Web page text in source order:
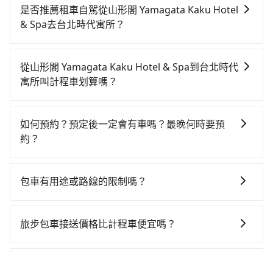
代寓所絕非最佳選擇，高鐵較貴、費時、轉車麻煩，且
難叫計程車前往高鐵站！南港-台北雖然一天最多時有
Yamagata Kaku Hotel & Spa (宜蘭縣礁溪鄉) 前往最靠
近的南港高鐵站，叫一輛計程車花費約900元、車程約
鐵從南港站前往台北高鐵站，每人票價40元，再用15分
鐘出站，最後再根據距離的遠近或者天候狀況，決定是
平均每人花費為400元。不過宜蘭縣領有合法執照的計程
運攔到一輛小黃了，宜蘭縣少部分小黃司機不按表收
是否推薦租車自駕從山形閣 Yamagata Kaku Hotel
& Spa去台北時代寓所？
時不需要閉目養神（因為要自己開車），最重要的是你
當天就要來回，那在宜蘭路邊可隨租隨借的iRent應該是
閣 Yamagata Kaku Hotel & Spa到台北時代寓所的花費
預估為$850~1,300（金額差異來自於平假日、車款差
險與可能的罰單都需自付。再者，和運的iRent只提供最
七人座或九人座可供選擇，而且無人租車最令人詬病的
從山形閣 Yamagata Kaku Hotel & Spa到台北時代
寓所叫計程車划算嗎？
灣大車隊、Uber、Line Taxi、Yoxi等，如果在路邊攔不
到車，也可考慮打電話至山形閣 Yamagata Kaku Hotel
約為1,070~1,300元間。不過宜蘭縣僅有合法計程車約
有些計程車司機不按錶計費，約有47%會採現場議價，
如何預約？預定後一定會有車嗎？最晚何時要預
約？
北時代寓所的專車接送服務，可直接線上輸入上下車地
後，隨即會在手機上收到簡訊以及電子郵件確認信，如
包車有用途或路線的限制嗎？
時代寓所或是全台灣任何地方，只要是長途交通且途中
旅步包車接送價格比計程車便宜嗎？